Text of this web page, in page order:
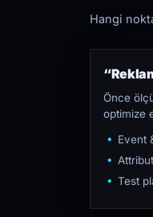
Hangi
Önce
optimize
Event
Test